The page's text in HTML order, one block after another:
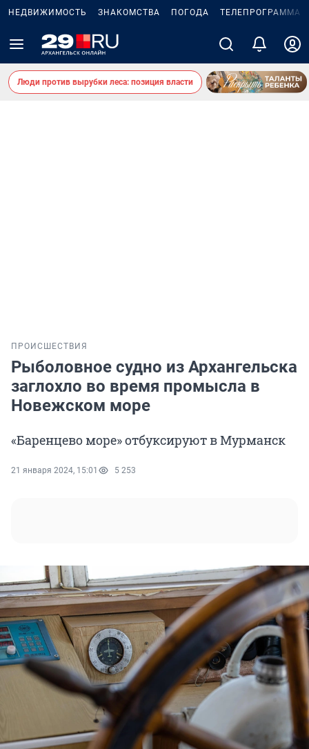
НЕДВИЖИМОСТЬ ЗНАКОМСТВА ПОГОДА ТЕЛЕПРОГРАММА
Люди против вырубки леса: позиция власти
ПРОИСШЕСТВИЯ
Рыболовное судно из Архангельска
заглохло во время промысла в
Новежском море
«Баренцево море» отбуксируют в Мурманск
21 января 2024, 15:01 5 253